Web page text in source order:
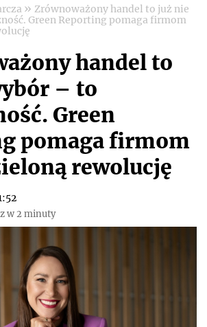
» Zrównoważony handel to już nie
Green Reporting pomaga firmom
handel to
– to
Green
pomaga firmom
rewolucję
w 2 minuty